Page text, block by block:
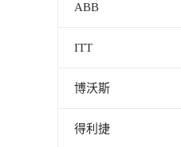
ABB
ITT
博沃斯
得利捷